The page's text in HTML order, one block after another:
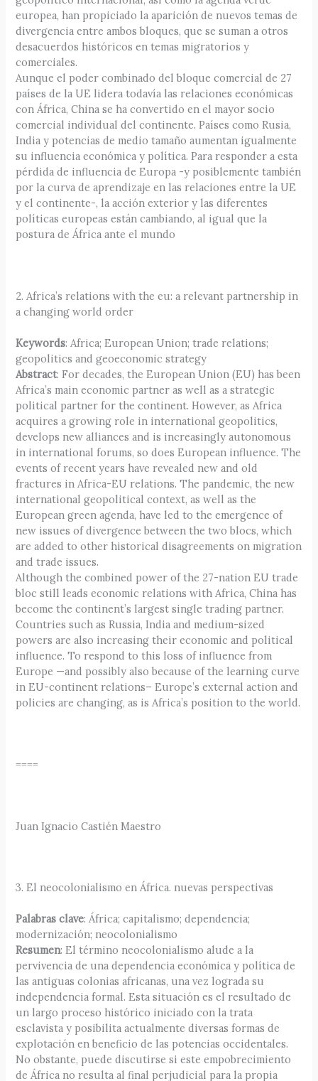
europea, han propiciado la aparición de nuevos temas de
divergencia entre ambos bloques, que se suman a otros
desacuerdos históricos en temas migratorios y
comerciales.
Aunque el poder combinado del bloque comercial de 27
países de la UE lidera todavía las relaciones económicas
con África, China se ha convertido en el mayor socio
comercial individual del continente. Países como Rusia,
India y potencias de medio tamaño aumentan igualmente
su influencia económica y política. Para responder a esta
pérdida de influencia de Europa -y posiblemente también
por la curva de aprendizaje en las relaciones entre la UE
y el continente-, la acción exterior y las diferentes
políticas europeas están cambiando, al igual que la
postura de África ante el mundo
2. Africa’s relations with the eu: a relevant partnership in
a changing world order
Keywords: Africa; European Union; trade relations;
geopolitics and geoeconomic strategy
Abstract: For decades, the European Union (EU) has been
Africa’s main economic partner as well as a strategic
political partner for the continent. However, as Africa
acquires a growing role in international geopolitics,
develops new alliances and is increasingly autonomous
in international forums, so does European influence. The
events of recent years have revealed new and old
fractures in Africa-EU relations. The pandemic, the new
international geopolitical context, as well as the
European green agenda, have led to the emergence of
new issues of divergence between the two blocs, which
are added to other historical disagreements on migration
and trade issues.
Although the combined power of the 27-nation EU trade
bloc still leads economic relations with Africa, China has
become the continent’s largest single trading partner.
Countries such as Russia, India and medium-sized
powers are also increasing their economic and political
influence. To respond to this loss of influence from
Europe —and possibly also because of the learning curve
in EU-continent relations– Europe’s external action and
policies are changing, as is Africa’s position to the world.
====
Juan Ignacio Castién Maestro
3. El neocolonialismo en África. nuevas perspectivas
Palabras clave: África; capitalismo; dependencia;
modernización; neocolonialismo
Resumen: El término neocolonialismo alude a la
pervivencia de una dependencia económica y política de
las antiguas colonias africanas, una vez lograda su
independencia formal. Esta situación es el resultado de
un largo proceso histórico iniciado con la trata
esclavista y posibilita actualmente diversas formas de
explotación en beneficio de las potencias occidentales.
No obstante, puede discutirse si este empobrecimiento
de África no resulta al final perjudicial para la propia